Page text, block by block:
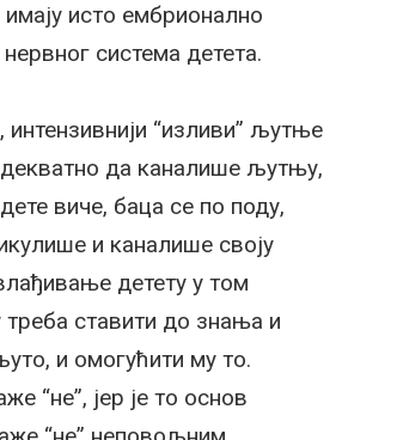
исто ембрионално
система детета.
“изливи” љутње
да каналише љутњу,
виче, баца се по поду,
и каналише своју
детету у том
треба ставити до знања и
и омогућити му то.
“не”, јер је то основ